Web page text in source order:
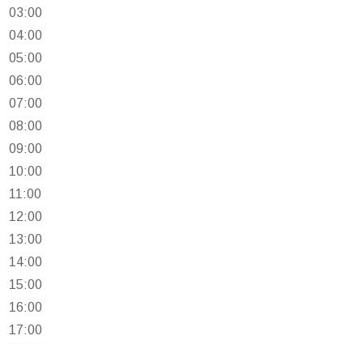
03:00
04:00
05:00
06:00
07:00
08:00
09:00
10:00
11:00
12:00
13:00
14:00
15:00
16:00
17:00